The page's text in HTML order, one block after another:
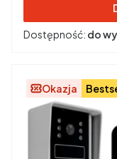
Dostępność: do
Okazja